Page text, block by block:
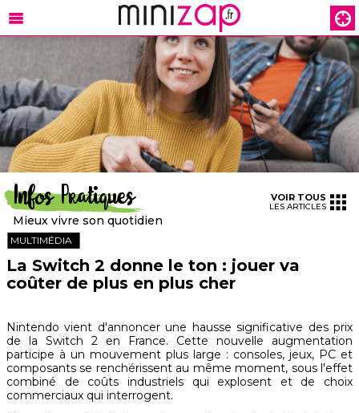
Infos Pratiques
Mieux vivre son quotidien
VOIR TOUS
LES ARTICLES
MULTIMÉDIA
La Switch 2 donne le ton : jouer va
coûter de plus en plus cher
Nintendo vient d'annoncer une hausse significative des prix
de la Switch 2 en France. Cette nouvelle augmentation
participe à un mouvement plus large : consoles, jeux, PC et
composants se renchérissent au même moment, sous l'effet
combiné de coûts industriels qui explosent et de choix
commerciaux qui interrogent.